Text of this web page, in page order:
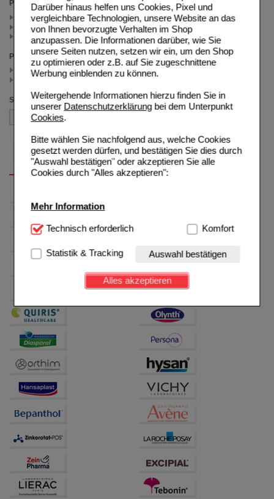
Darüber hinaus helfen uns Cookies, Pixel und
vergleichbare Technologien, unsere Website an das
von Ihnen bevorzugte Verhalten im Shop
anzupassen. Die Informationen darüber, wie Sie
unsere Seiten nutzen, setzen wir ein, um den Shop
zu optimieren oder z.B. auf Sie zugeschnittene
Werbung einblenden zu können.
Weitergehende Informationen hierzu finden Sie in
unserer Datenschutzerklärungbei dem Unterpunkt
Cookies.
Bitte wählen Sie nachfolgend aus, welche Cookies
gesetzt werden dürfen, und bestätigen Sie dies durch
"Auswahl bestätigen" oder akzeptieren Sie alle
Cookies durch "Alles akzeptieren":
Mehr Information
Technisch Notwendig:Hierbei handelt es sich um
Website notwendig sind (z.B. Navigation, Warenkorb,
Kundenkonto), weshalb auf diese nicht verzichtet
werden kann.
Einkaufserlebnis noch ansprechender zu gestalten,
beispielsweise für die Wiedererkennung des
Verhaltensweisen (z.B. Spracheinstellung)
anzupassen. Komfort-Cookies ermöglichen es uns
auch auf Ihre Bedürfnisse zugeschrittene Inhalte
anzuzeigen und unser Partnerprogramm zu
betreiben.
Hierüber lassen sich
Informationen über die Art und Weise der Nutzung
Website weiter für Sie optimieren können, den Inhalt
Drittseiten möglichst relevant für Sie zu gestalten.
Bitte beachten Sie, dass Daten hierfür teilweise an
Dritte wie z.B. Google oder soziale Medien
übertragen werden.
Technisch erforderlich Komfort
Statistik & Tracking Auswahl bestätigen
Alles akzeptieren
Packungsgröße
30 ml (1)
200 ml (1)
Preis
< 25.00 (2)
>= 25.00 (1)
Sortieren nach